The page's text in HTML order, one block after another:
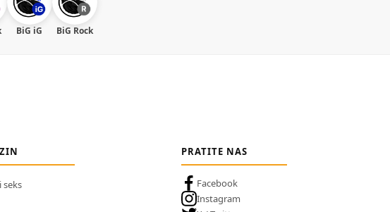
BiG iG BiG Rock
seks
PRATITE NAS
Facebook
Instagram